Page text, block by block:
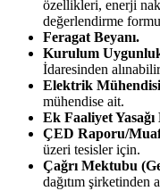
özellikleri, enerji
değerlendirme
Feragat Beyanı.
Kurulum Uygunluk
İdaresinden
Elektrik
mühendise ait.
Ek Faaliyet Yasağı
ÇED Raporu/
üzeri tesisler için.
Çağrı Mektubu
dağıtım şirketinden